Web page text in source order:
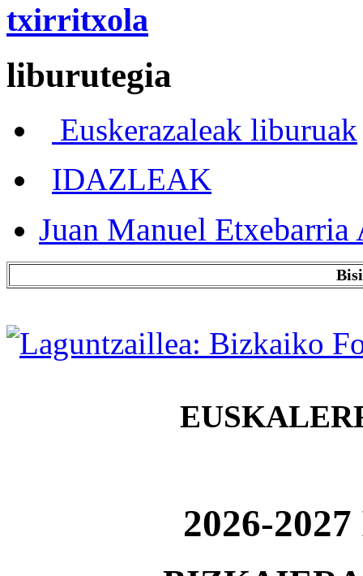
txirritxola
liburutegia
Euskerazaleak liburuak
IDAZLEAK
Juan Manuel Etxebarria
2026-